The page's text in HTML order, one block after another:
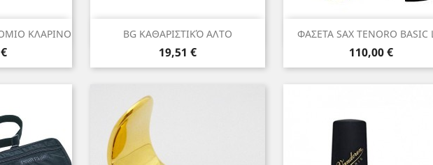
ΚΛΑΡΙΝΟ BG ΚΑΘΑΡΙΣΤΙΚΌ ΑΛΤΟ
Τιμή
19,51 €
 Γρήγορη προβολή ΦΑΣΕΤΑ SAX TENORO BASIC
Τιμή
110,00 €
Γρήγορη προβολή